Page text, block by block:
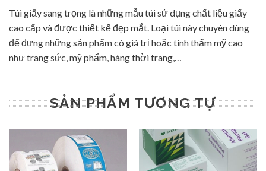
Túi giấy sang trọng là những mẫu túi sử dụng chất liệu giấy
cao cấp và được thiết kế đẹp mắt. Loại túi này chuyên dùng
để đựng những sản phẩm có giá trị hoặc tính thẩm mỹ cao
như trang sức, mỹ phẩm, hàng thời trang,…
SẢN PHẨM TƯƠNG TỰ